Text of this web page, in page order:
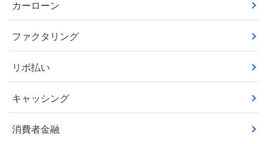
カーローン
ファクタリング
リボ払い
キャッシング
消費者金融